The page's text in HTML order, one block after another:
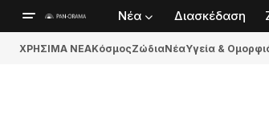
Νέα Διασκέδαση
ΧΡΗΣΙΜΑ ΝΕΑΚόσμοςΖώδιαΝέαΥγεία &